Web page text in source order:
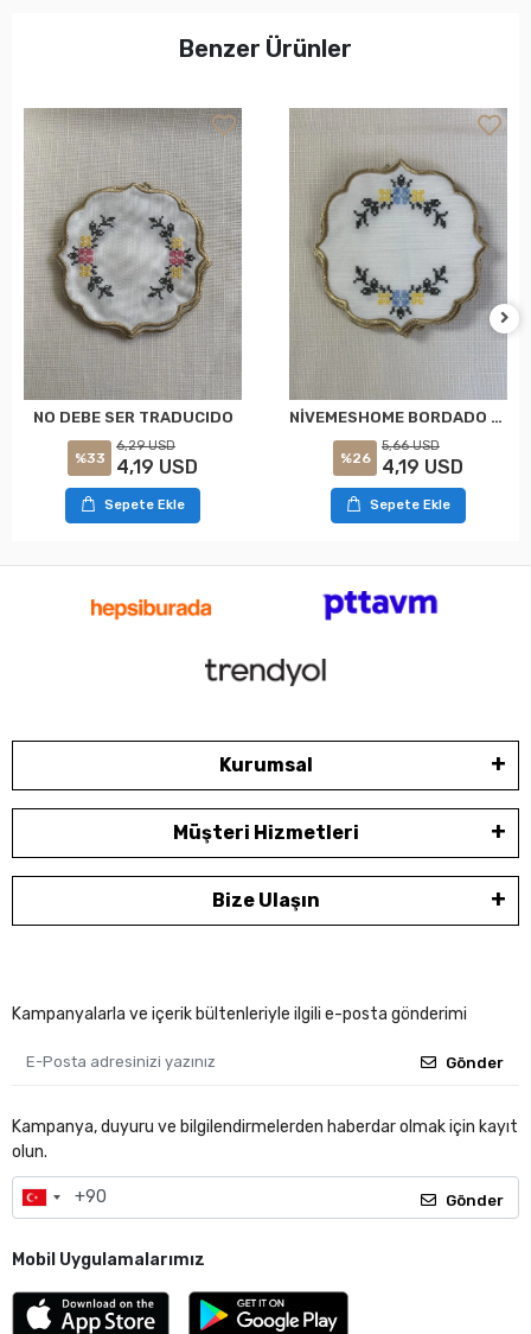
Benzer Ürünler
NO DEBE SER TRADUCIDO
%33
6,29 USD
4,19 USD
Sepete Ekle
NİVEMESHOME BORDADO DE PUNTO DE CRUZ OVAL AMARILLO-AZUL (6 UNIDADES) SERVILLETAS DE COCTEL DE LINO PARA LA PRESENTACIÓN DE CAFÉ
%26
5,66 USD
4,19 USD
Sepete Ekle
Kurumsal
Müşteri Hizmetleri
Bize Ulaşın
Kampanyalarla ve içerik bültenleriyle ilgili e-posta gönderimi
Gönder
Kampanya, duyuru ve bilgilendirmelerden haberdar olmak için kayıt
olun.
Gönder
Mobil Uygulamalarımız